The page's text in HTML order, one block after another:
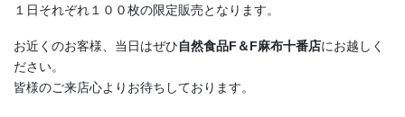
１日それぞれ１００枚の限定販売となります。
お近くのお客様、当日はぜひ自然食品F＆F麻布十番店にお越しく
ださい。
皆様のご来店心よりお待ちしております。